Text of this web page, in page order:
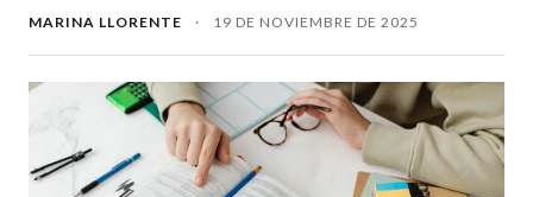
MARINA LLORENTE · 19 DE NOVIEMBRE DE 2025